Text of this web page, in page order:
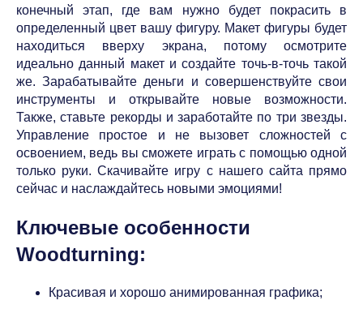
конечный этап, где вам нужно будет покрасить в
определенный цвет вашу фигуру. Макет фигуры будет
находиться вверху экрана, потому осмотрите
идеально данный макет и создайте точь-в-точь такой
же. Зарабатывайте деньги и совершенствуйте свои
инструменты и открывайте новые возможности.
Также, ставьте рекорды и заработайте по три звезды.
Управление простое и не вызовет сложностей с
освоением, ведь вы сможете играть с помощью одной
только руки. Скачивайте игру с нашего сайта прямо
сейчас и наслаждайтесь новыми эмоциями!
Ключевые особенности
Woodturning:
Красивая и хорошо анимированная графика;